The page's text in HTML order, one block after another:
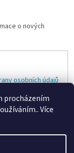
procházením
Více
o nových
osobních údajů